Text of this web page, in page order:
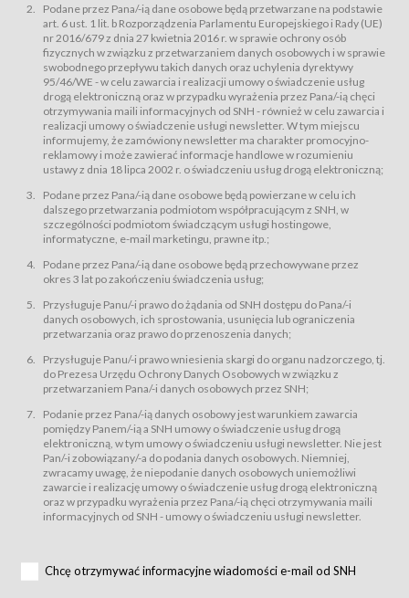
Sklep – sklep internetowy prowadzony przez Usługodawcę w Serwisie;
Regulamin – niniejszy regulamin.
§ 2
Postanowienia ogólne
Regulamin określa zasady:
świadczenia Usługobiorcom Usług przez Usługodawcę, z
zastrzeżeniem usług, o których mowa w ust. 2 pkt. 4 i 5 poniżej, których
zasady świadczenia precyzują odrębne regulaminy,
przetwarzania przez Usługodawcę danych osobowych Usługobiorców
będących osobami fizycznymi.
świadczy Usługi drogą elektroniczną w rozumieniu ustawy z dnia 18 lipca
2002 r. o świadczeniu usług drogą elektroniczną (Dz.U. z 2002 r., Nr 144, poz.
1204, z późń. zm.). Usługi świadczone są nieodpłatnie.
usługę przeglądania i odczytywania przez Usługobiorców materiałów
zamieszczanych w Serwisie,
usługę utrzymywania konta użytkownika w Serwisie,
usługę newsletter,
usługę zawierania na odległość umów nabycia Karnetów i Biletów,
usługę zawierania na odległość umów sprzedaży w Sklepie.
dnia 18 lipca 2002 r. o świadczeniu usług drogą elektroniczną (Dz.U. z 2002
r., Nr 144, poz. 1204, z późń. zm.). Usługi świadczone są nieodpłatnie.
Na zasadach określonych w Regulaminie dostęp do Serwisu jest otwarty dla
Usługobiorca przed rozpoczęciem korzystania z Serwisu jest zobowiązany
zapoznać się z Regulaminem. Założenie konta w Serwisie oraz zamówienie
usługi newsletter za pośrednictwem przeznaczonego do tego formularza
zamieszczonego na stronach Serwisu dostępnych dla wszystkich
Usługobiorców wymaga akceptacji postanowień Regulaminu.
Usługobiorca zobowiązany jest do przestrzegania postanowień Regulaminu
od chwili rozpoczęcia korzystania z Serwisu.
Regulamin jest udostępniony Usługobiorcom nieodpłatnie za
Warunki techniczne korzystania z Usług
Podane przez Pana/-ią dane osobowe będą przetwarzane na podstawie
art. 6 ust. 1 lit. b Rozporządzenia Parlamentu Europejskiego i Rady (UE)
nr 2016/679 z dnia 27 kwietnia 2016 r. w sprawie ochrony osób
fizycznych w związku z przetwarzaniem danych osobowych i w sprawie
swobodnego przepływu takich danych oraz uchylenia dyrektywy
95/46/WE - w celu zawarcia i realizacji umowy o świadczenie usług
drogą elektroniczną oraz w przypadku wyrażenia przez Pana/-ią chęci
otrzymywania maili informacyjnych od SNH - również w celu zawarcia i
realizacji umowy o świadczenie usługi newsletter. W tym miejscu
informujemy, że zamówiony newsletter ma charakter promocyjno-
reklamowy i może zawierać informacje handlowe w rozumieniu
ustawy z dnia 18 lipca 2002 r. o świadczeniu usług drogą elektroniczną;
Podane przez Pana/-ią dane osobowe będą powierzane w celu ich
dalszego przetwarzania podmiotom współpracującym z SNH, w
szczególności podmiotom świadczącym usługi hostingowe,
informatyczne, e-mail marketingu, prawne itp.;
Podane przez Pana/-ią dane osobowe będą przechowywane przez
okres 3 lat po zakończeniu świadczenia usług;
Przysługuje Panu/-i prawo do żądania od SNH dostępu do Pana/-i
danych osobowych, ich sprostowania, usunięcia lub ograniczenia
przetwarzania oraz prawo do przenoszenia danych;
Przysługuje Panu/-i prawo wniesienia skargi do organu nadzorczego, tj.
do Prezesa Urzędu Ochrony Danych Osobowych w związku z
przetwarzaniem Pana/-i danych osobowych przez SNH;
Podanie przez Pana/-ią danych osobowy jest warunkiem zawarcia
pomiędzy Panem/-ią a SNH umowy o świadczenie usług drogą
elektroniczną, w tym umowy o świadczeniu usługi newsletter. Nie jest
Pan/-i zobowiązany/-a do podania danych osobowych. Niemniej,
zwracamy uwagę, że niepodanie danych osobowych uniemożliwi
zawarcie i realizację umowy o świadczenie usług drogą elektroniczną
oraz w przypadku wyrażenia przez Pana/-ią chęci otrzymywania maili
informacyjnych od SNH - umowy o świadczeniu usługi newsletter.
Chcę otrzymywać informacyjne wiadomości e-mail od SNH